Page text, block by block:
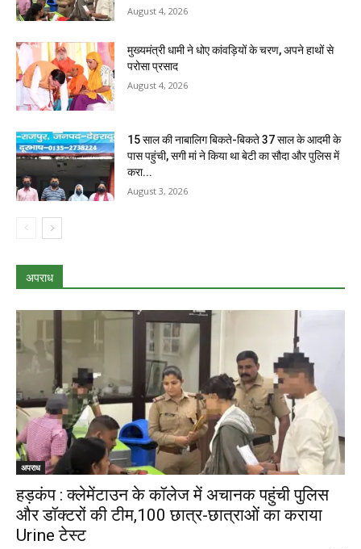
August 4, 2026
मुख्यमंत्री धामी ने धोए कांवड़ियों के चरण, अपने हाथों से
परोसा प्रसाद
August 4, 2026
15 साल की नाबालिग बिकते-बिकते 37 साल के आदमी के
पास पहुंची, सगी मां ने किया था बेटी का सौदा और पुलिस में
करा...
August 3, 2026
अपराध
अपराध
हड़कंप : क्लेमेंटाउन के कॉलेज में अचानक पहुंची पुलिस
और डॉक्टरों की टीम,100 छात्र-छात्राओं का कराया
Urine टेस्ट